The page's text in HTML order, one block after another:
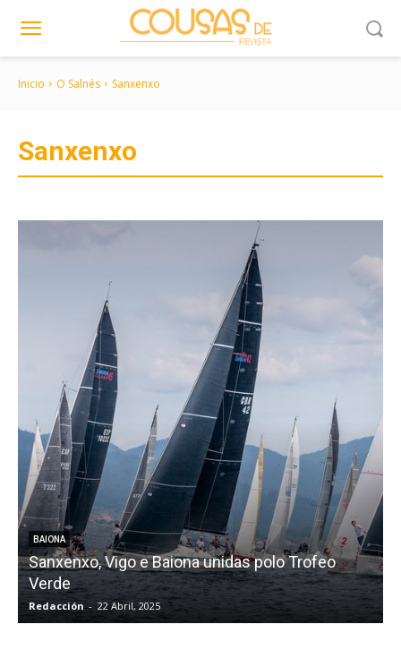
Inicio O Salnés Sanxenxo
Sanxenxo
BAIONA
Sanxenxo, Vigo e Baiona unidas polo Trofeo
Verde
Redacción - 22 Abril, 2025